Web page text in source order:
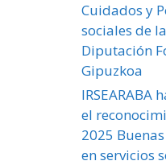
Cuidados y
sociales de la
Diputación
Gipuzkoa
IRSEARABA
el
2025
en servicios